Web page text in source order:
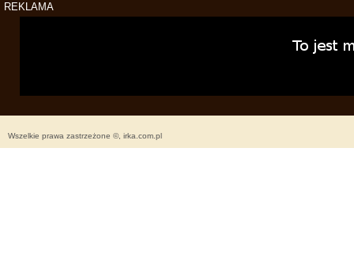
REKLAMA
Wszelkie prawa zastrzeżone ©, irka.com.pl